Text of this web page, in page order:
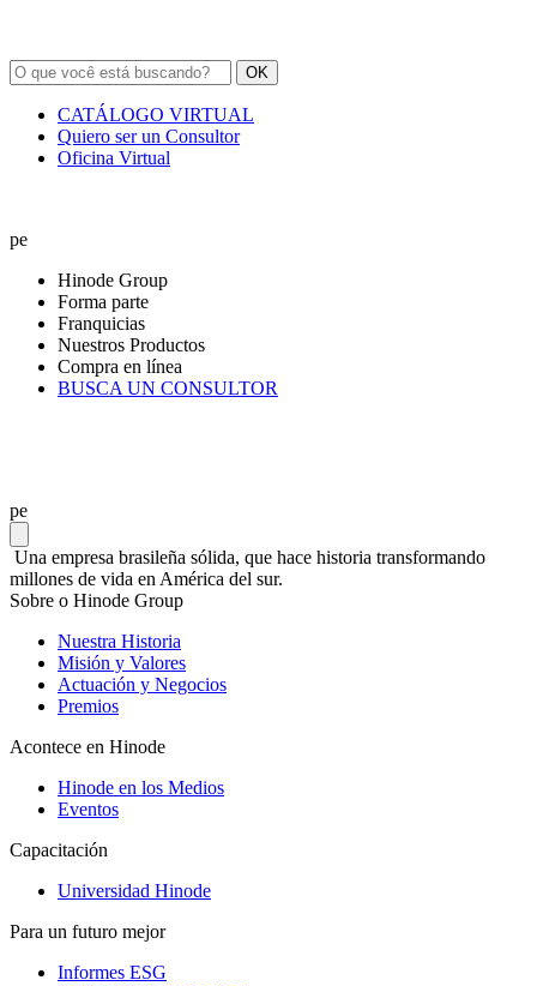
OK
CATÁLOGO VIRTUAL
Quiero ser un Consultor
Oficina Virtual
pe
Hinode Group
Forma parte
Franquicias
Nuestros Productos
Compra en línea
BUSCA UN CONSULTOR
pe
Una empresa brasileña sólida, que hace historia transformando
millones de vida en América del sur.
Sobre o Hinode Group
Nuestra Historia
Misión y Valores
Actuación y Negocios
Premios
Acontece en Hinode
Hinode en los Medios
Eventos
Capacitación
Universidad Hinode
Para un futuro mejor
Informes ESG